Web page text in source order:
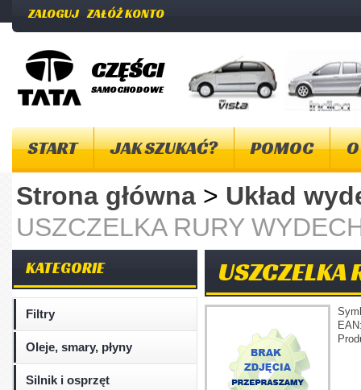
ZALOGUJ ZAŁÓŻ KONTO
CZĘŚCI
SAMOCHODOWE
START JAK SZUKAĆ? POMOC
Strona główna > Układ
USZCZELKA RURY
KATEGORIE
Filtry
Oleje, smary, płyny
Silnik i osprzęt
USZCZELKA